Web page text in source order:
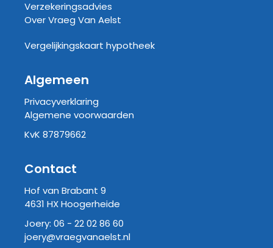
Verzekeringsadvies
Over Vraeg Van Aelst
Vergelijkingskaart hypotheek
Algemeen
Privacyverklaring
Algemene voorwaarden
KvK 87879662
Contact
Hof van Brabant 9
4631 HX Hoogerheide
Joery: 06 - 22 02 86 60
joery@vraegvanaelst.nl